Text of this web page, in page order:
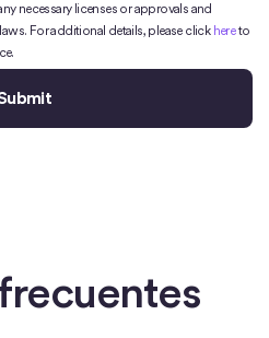
necessary licenses or approvals and
For additional details, please click hereto